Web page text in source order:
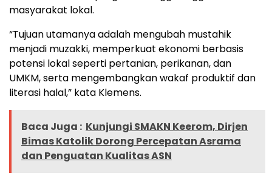
masyarakat lokal.
“Tujuan utamanya adalah mengubah mustahik
menjadi muzakki, memperkuat ekonomi berbasis
potensi lokal seperti pertanian, perikanan, dan
UMKM, serta mengembangkan wakaf produktif dan
literasi halal,” kata Klemens.
Baca Juga : Kunjungi SMAKN Keerom, Dirjen
Bimas Katolik Dorong Percepatan Asrama
dan Penguatan Kualitas ASN